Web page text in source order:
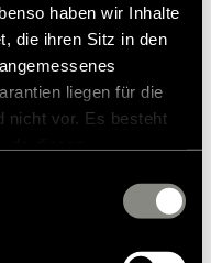
haben wir Inhalte
die ihren Sitz in den
liegen für die
nicht vor. Es besteht
können Daten für
finden Sie in
thuis op.